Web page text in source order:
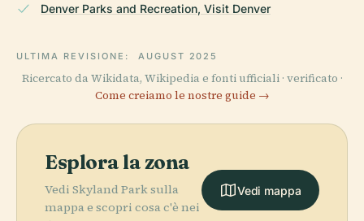
Denver Parks and Recreation, Visit Denver
ULTIMA REVISIONE: AUGUST 2025
Ricercato da Wikidata, Wikipedia e fonti ufficiali · verificato ·
Come creiamo le nostre guide →
Esplora la zona
Vedi Skyland Park sulla
mappa e scopri cosa c'è nei
Vedi mappa